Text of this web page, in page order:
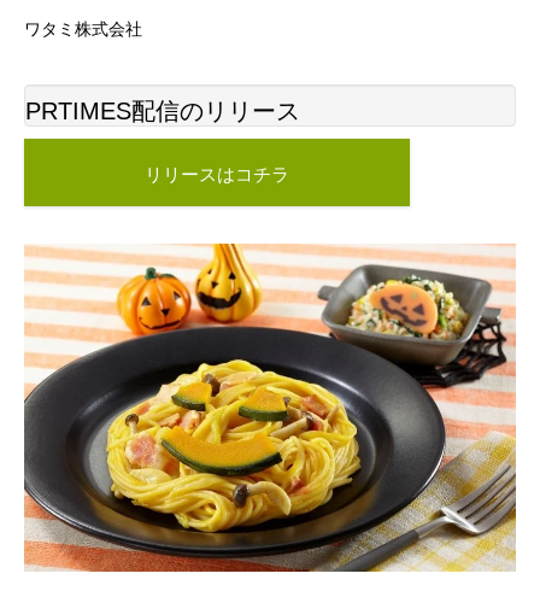
ワタミ株式会社
PRTIMES配信のリリース
リリースはコチラ